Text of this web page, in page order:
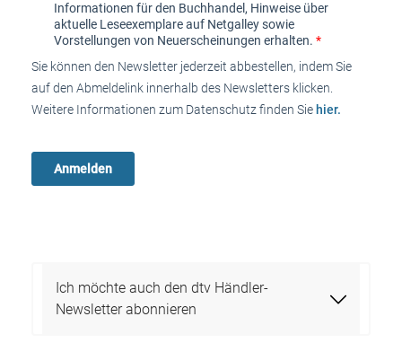
Informationen für den Buchhandel, Hinweise über
aktuelle Leseexemplare auf Netgalley sowie
Vorstellungen von Neuerscheinungen erhalten. *
Sie können den Newsletter jederzeit abbestellen, indem Sie
auf den Abmeldelink innerhalb des Newsletters klicken.
Weitere Informationen zum Datenschutz finden Sie hier.
Ich möchte auch den dtv Händler-
Newsletter abonnieren